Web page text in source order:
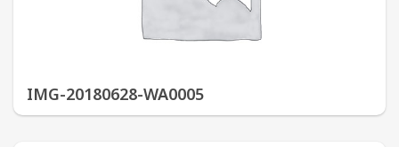
IMG-20180628-WA0005